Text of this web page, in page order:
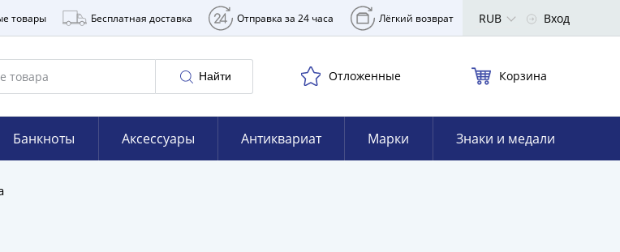
товары Бесплатная доставка Отправка за 24 часа Лёгкий возврат RUB Вход
Найти Отложенные Корзина
Банкноты Аксессуары Антиквариат Марки Знаки и медали